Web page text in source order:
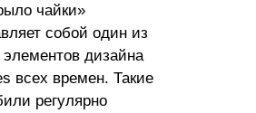
чайки»
собой один из
дизайна
всех времен. Такие
регулярно